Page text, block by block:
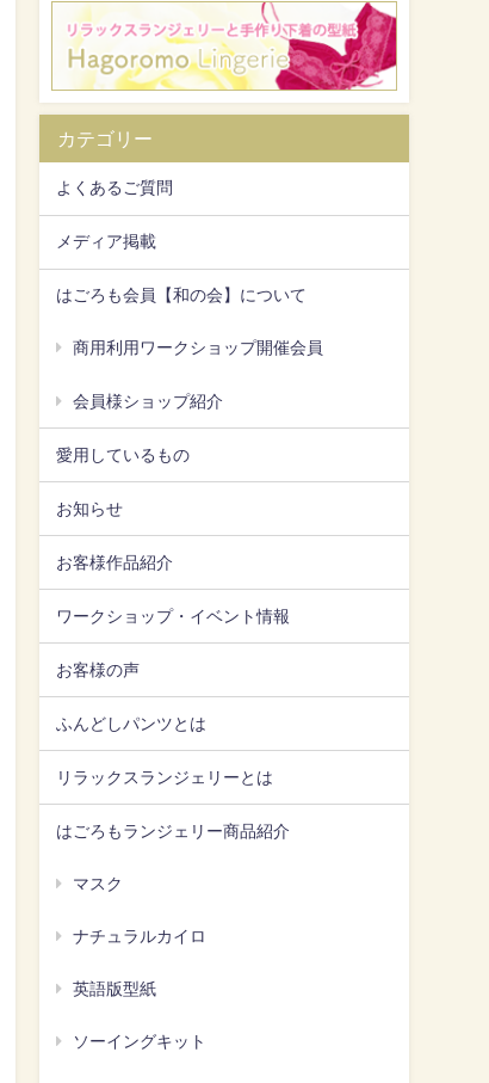
カテゴリー
よくあるご質問
メディア掲載
はごろも会員【和の会】について
商用利用ワークショップ開催会員
会員様ショップ紹介
愛用しているもの
お知らせ
お客様作品紹介
ワークショップ・イベント情報
お客様の声
ふんどしパンツとは
リラックスランジェリーとは
はごろもランジェリー商品紹介
マスク
ナチュラルカイロ
英語版型紙
ソーイングキット